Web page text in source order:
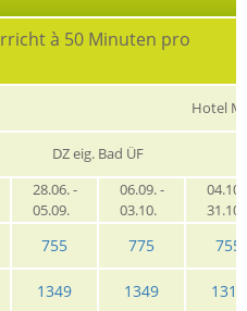
à 50 Minuten pro
Hotel
DZ eig. Bad ÜF
28.06. -
05.09.
06.09. -
03.10.
04.10.
755 775 755
1349 1349 1315